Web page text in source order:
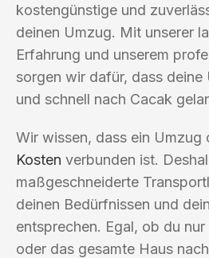
kostengünstige und
deinen Umzug. Mit unserer
Erfahrung und unserem
sorgen wir dafür, dass deine
und schnell nach Cacak
Wir wissen, dass ein Umzug
Kosten verbunden ist.
maßgeschneiderte
deinen Bedürfnissen und
entsprechen. Egal, ob du
oder das gesamte Haus